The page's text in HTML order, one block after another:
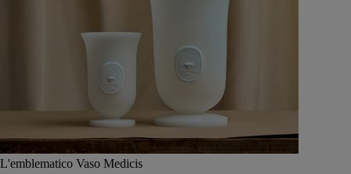
L'emblematico Vaso Medicis